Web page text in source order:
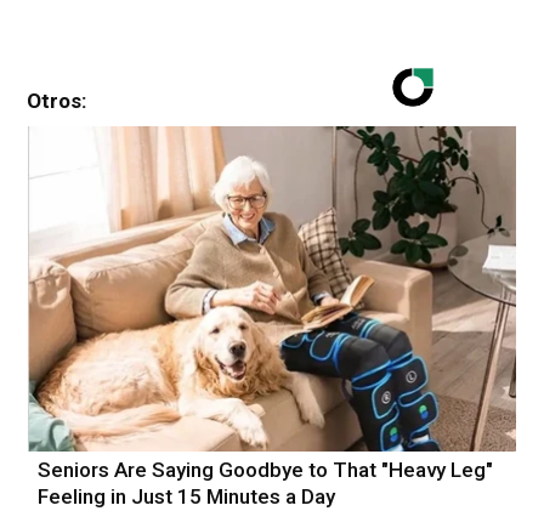
Otros:
Seniors Are Saying Goodbye to That "Heavy Leg"
Feeling in Just 15 Minutes a Day